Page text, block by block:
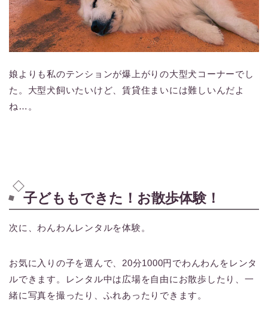
娘よりも私のテンションが爆上がりの大型犬コーナーでし
た。大型犬飼いたいけど、賃貸住まいには難しいんだよ
ね…。
子どももできた！お散歩体験！
次に、わんわんレンタルを体験。
お気に入りの子を選んで、20分1000円でわんわんをレンタ
ルできます。レンタル中は広場を自由にお散歩したり、一
緒に写真を撮ったり、ふれあったりできます。